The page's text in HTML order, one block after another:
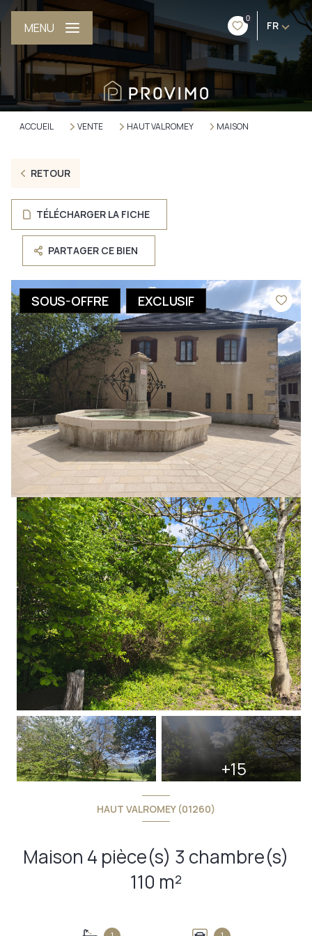
0
FR
MENU
ACCUEIL VENTE HAUT VALROMEY MAISON
RETOUR
TÉLÉCHARGER LA FICHE
PARTAGER CE BIEN
SOUS-OFFRE EXCLUSIF
+15
HAUT VALROMEY (01260)
Maison 4 pièce(s) 3 chambre(s)
110 m²